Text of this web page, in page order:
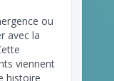
ou
avec la
viennent
histoire